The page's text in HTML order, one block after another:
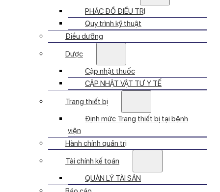
PHÁC ĐỒ ĐIỀU TRỊ
Quy trình kỹ thuật
Điều dưỡng
Dược
Cập nhật thuốc
CẬP NHẬT VẬT TƯ Y TẾ
Trang thiết bị
Định mức Trang thiết bị tại bệnh
viện
Hành chính quản trị
Tài chính kế toán
QUẢN LÝ TÀI SẢN